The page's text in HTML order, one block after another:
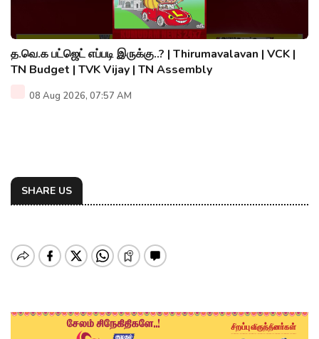
த.வெ.க பட்ஜெட் எப்படி இருக்கு..? | Thirumavalavan | VCK |
TN Budget | TVK Vijay | TN Assembly
08 Aug 2026, 07:57 AM
SHARE US